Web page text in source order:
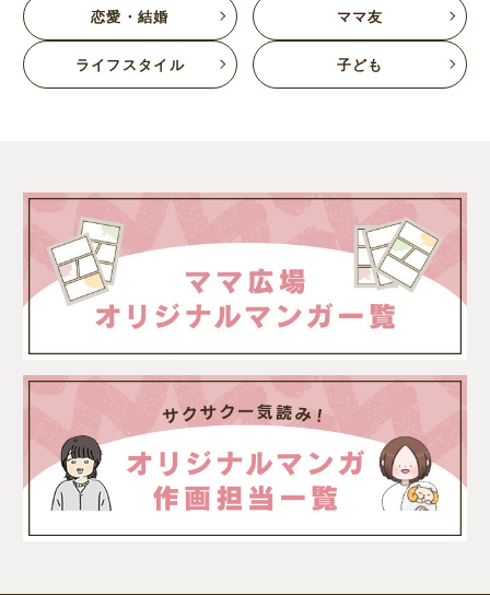
恋愛・結婚 ママ友
ライフスタイル 子ども